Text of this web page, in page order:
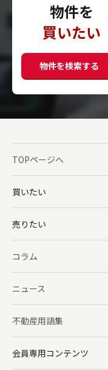
物件を
買いたい
物件を検索する
TOPページへ
買いたい
売りたい
コラム
ニュース
不動産用語集
会員専用コンテンツ